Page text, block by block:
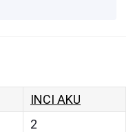
INCI AKU
2